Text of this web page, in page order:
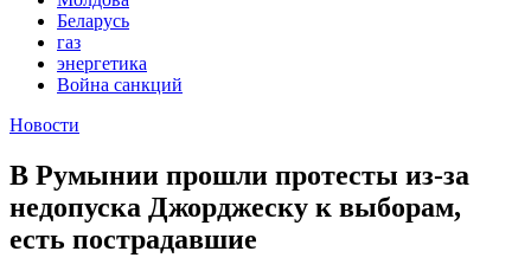
Беларусь
газ
энергетика
Война санкций
Новости
В Румынии прошли протесты из-за
недопуска Джорджеску к выборам,
есть пострадавшие